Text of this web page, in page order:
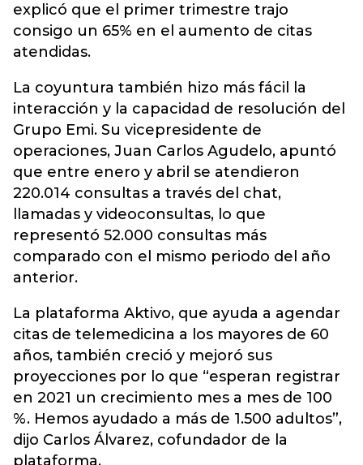
explicó que el primer trimestre trajo
consigo un 65% en el aumento de citas
atendidas.
La coyuntura también hizo más fácil la
interacción y la capacidad de resolución del
Grupo Emi. Su vicepresidente de
operaciones, Juan Carlos Agudelo, apuntó
que entre enero y abril se atendieron
220.014 consultas a través del chat,
llamadas y videoconsultas, lo que
representó 52.000 consultas más
comparado con el mismo periodo del año
anterior.
La plataforma Aktivo, que ayuda a agendar
citas de telemedicina a los mayores de 60
años, también creció y mejoró sus
proyecciones por lo que “esperan registrar
en 2021 un crecimiento mes a mes de 100
%. Hemos ayudado a más de 1.500 adultos”,
dijo Carlos Álvarez, cofundador de la
plataforma.